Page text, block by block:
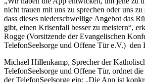
nicht trauen mit uns zu sprechen oder uns
dass dieses niederschwellige Angebot das
gibt, einen Krisenfall besser zu meistern“,
Rogge (Vorsitzende der Evangelischen
TelefonSeelsorge und Offene Tür e.V.) den
Michael Hillenkamp, Sprecher der
TelefonSeelsorge und Offene Tür, ordnet
der TelefonSeelsorge ein: „Die App ist